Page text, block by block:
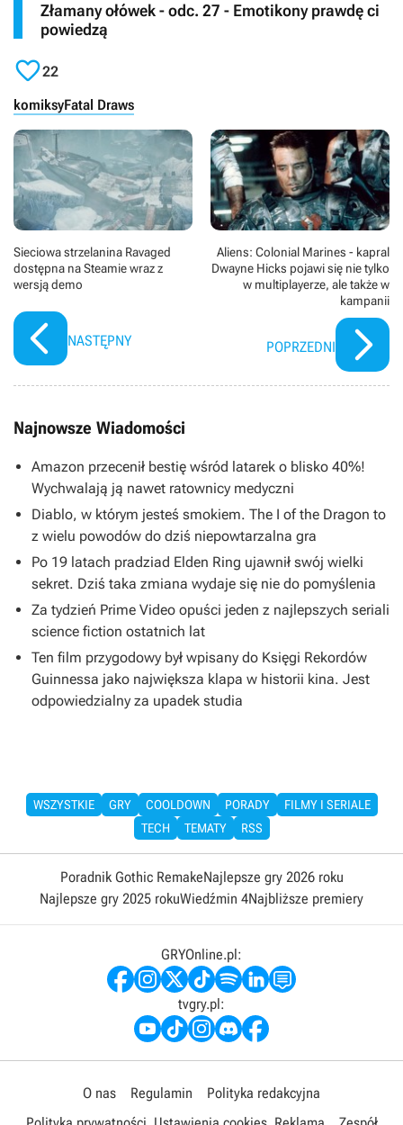
Złamany ołówek - odc. 27 - Emotikony prawdę ci
powiedzą
22
komiksyFatal Draws
Sieciowa strzelanina Ravaged
dostępna na Steamie wraz z
wersją demo
NASTĘPNY
Aliens: Colonial Marines - kapral
Dwayne Hicks pojawi się nie tylko
w multiplayerze, ale także w
kampanii
POPRZEDNI
Najnowsze Wiadomości
Amazon przecenił bestię wśród latarek o blisko 40%!
Wychwalają ją nawet ratownicy medyczni
Diablo, w którym jesteś smokiem. The I of the Dragon to
z wielu powodów do dziś niepowtarzalna gra
Po 19 latach pradziad Elden Ring ujawnił swój wielki
sekret. Dziś taka zmiana wydaje się nie do pomyślenia
Za tydzień Prime Video opuści jeden z najlepszych seriali
science fiction ostatnich lat
Ten film przygodowy był wpisany do Księgi Rekordów
Guinnessa jako największa klapa w historii kina. Jest
odpowiedzialny za upadek studia
WSZYSTKIE GRY COOLDOWN PORADY
FILMY I SERIALE
TECH
TEMATY RSS
Poradnik Gothic RemakeNajlepsze gry 2026 roku
Najlepsze gry 2025 rokuWiedźmin 4Najbliższe premiery
GRYOnline.pl:
tvgry.pl:
O nas Regulamin
Polityka redakcyjna